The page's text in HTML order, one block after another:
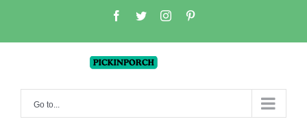
content
facebook
twitterinstagram
Go to...